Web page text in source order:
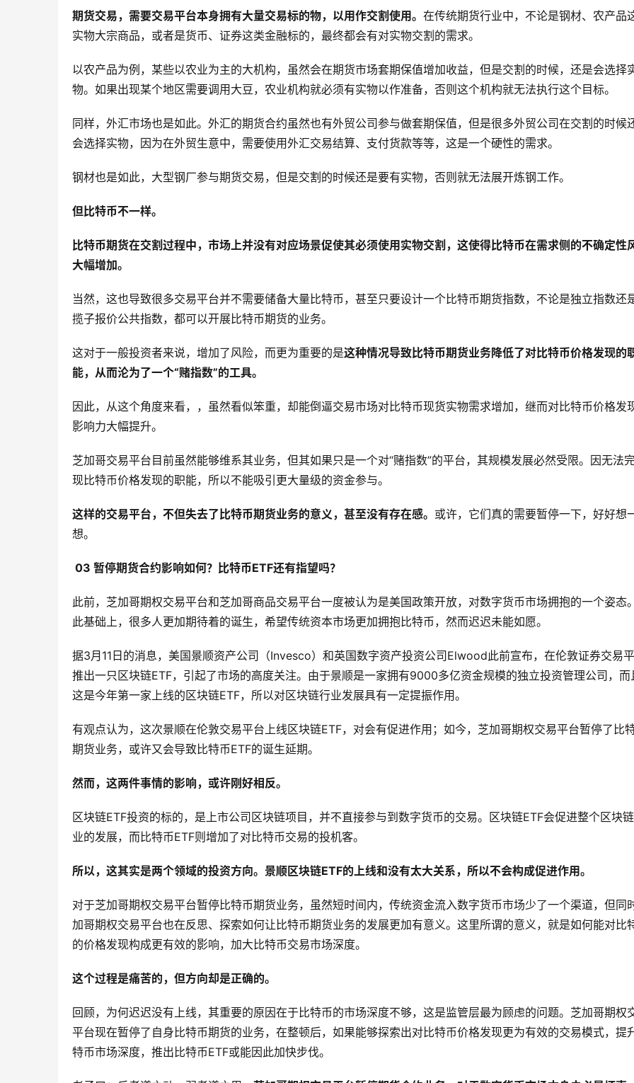
期货交易，需要交易平台本身拥有大量交易标的物，以用作交割使用。 在传统期货行业中，不论是钢材、农产品
实物大宗商品，或者是货币、证券这类金融标的，最终都会有对实物交割的需求。
以农产品为例，某些以农业为主的大机构，虽然会在期货市场套期保值增加收益，但是交割的时候，还是会选择
物。如果出现某个地区需要调用大豆，农业机构就必须有实物以作准备，否则这个机构就无法执行这个目标。
同样，外汇市场也是如此。外汇的期货合约虽然也有外贸公司参与做套期保值，但是很多外贸公司在交割的时候
会选择实物，因为在外贸生意中，需要使用外汇交易结算、支付货款等等，这是一个硬性的需求。
钢材也是如此，大型钢厂参与期货交易，但是交割的时候还是要有实物，否则就无法展开炼钢工作。
但比特币不一样。
比特币期货在交割过程中，市场上并没有对应场景促使其必须使用实物交割，这使得比特币在需求侧的不确定性
大幅增加。
当然，这也导致很多交易平台并不需要储备大量比特币，甚至只要设计一个比特币期货指数，不论是独立指数还
揽子报价公共指数，都可以开展比特币期货的业务。
这对于一般投资者来说，增加了风险，而更为重要的是这种情况导致比特币期货业务降低了对比特币价格发现的
能，从而沦为了一个“赌指数”的工具。
因此，从这个角度来看，，虽然看似笨重，却能倒逼交易市场对比特币现货实物需求增加，继而对比特币价格发
影响力大幅提升。
芝加哥交易平台目前虽然能够维系其业务，但其如果只是一个对“赌指数”的平台，其规模发展必然受限。因无法
现比特币价格发现的职能，所以不能吸引更大量级的资金参与。
这样的交易平台，不但失去了比特币期货业务的意义，甚至没有存在感。 或许，它们真的需要暂停一下，好好想
想。
03 暂停期货合约影响如何？比特币ETF还有指望吗？
此前，芝加哥期权交易平台和芝加哥商品交易平台一度被认为是美国政策开放，对数字货币市场拥抱的一个姿态
此基础上，很多人更加期待着的诞生，希望传统资本市场更加拥抱比特币，然而迟迟未能如愿。
据3月11日的消息，美国景顺资产公司（Invesco）和英国数字资产投资公司Elwood此前宣布，在伦敦证券交易
推出一只区块链ETF，引起了市场的高度关注。由于景顺是一家拥有9000多亿资金规模的独立投资管理公司，而
这是今年第一家上线的区块链ETF，所以对区块链行业发展具有一定提振作用。
有观点认为，这次景顺在伦敦交易平台上线区块链ETF，对会有促进作用；如今，芝加哥期权交易平台暂停了比
期货业务，或许又会导致比特币ETF的诞生延期。
然而，这两件事情的影响，或许刚好相反。
区块链ETF投资的标的，是上市公司区块链项目，并不直接参与到数字货币的交易。区块链ETF会促进整个区块
业的发展，而比特币ETF则增加了对比特币交易的投机客。
所以，这其实是两个领域的投资方向。景顺区块链ETF的上线和没有太大关系，所以不会构成促进作用。
对于芝加哥期权交易平台暂停比特币期货业务，虽然短时间内，传统资金流入数字货币市场少了一个渠道，但同
加哥期权交易平台也在反思、探索如何让比特币期货业务的发展更加有意义。这里所谓的意义，就是如何能对比
的价格发现构成更有效的影响，加大比特币交易市场深度。
这个过程是痛苦的，但方向却是正确的。
回顾，为何迟迟没有上线，其重要的原因在于比特币的市场深度不够，这是监管层最为顾虑的问题。芝加哥期权
平台现在暂停了自身比特币期货的业务，在整顿后，如果能够探索出对比特币价格发现更为有效的交易模式，提
特币市场深度，推出比特币ETF或能因此加快步伐。